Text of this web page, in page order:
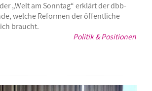
Politik & Positionen
„Welt am Sonntag“ erklärt der dbb-
welche Reformen der öffentliche
braucht.